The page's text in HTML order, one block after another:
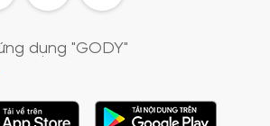
dụng "GODY"
ứng dụng Tải ứng dụng